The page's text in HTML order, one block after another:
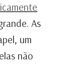
As
um
não